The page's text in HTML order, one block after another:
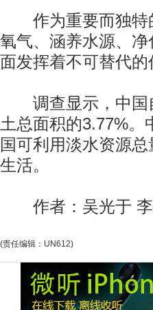
作为重要而独特
氧气、涵养水源、
面发挥着不可替代的
调查显示，中国
土总面积的3.77%。
国可利用淡水资源
生活。
作者：吴光于 李
(责任编辑：UN612)